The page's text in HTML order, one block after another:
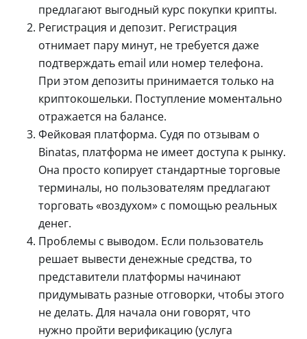
предлагают выгодный курс покупки крипты.
Регистрация и депозит. Регистрация
отнимает пару минут, не требуется даже
подтверждать email или номер телефона.
При этом депозиты принимается только на
криптокошельки. Поступление моментально
отражается на балансе.
Фейковая платформа. Судя по отзывам о
Binatas, платформа не имеет доступа к рынку.
Она просто копирует стандартные торговые
терминалы, но пользователям предлагают
торговать «воздухом» с помощью реальных
денег.
Проблемы с выводом. Если пользователь
решает вывести денежные средства, то
представители платформы начинают
придумывать разные отговорки, чтобы этого
не делать. Для начала они говорят, что
нужно пройти верификацию (услуга